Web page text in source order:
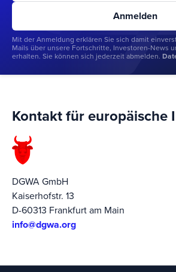
Mit der Anmeldung erklären Sie sich damit
Mails über unsere Fortschritte, Investoren-News
erhalten. Sie können sich jederzeit abmelden.
Kontakt für europäische
DGWA GmbH
Kaiserhofstr. 13
D-60313 Frankfurt am Main
info@dgwa.org